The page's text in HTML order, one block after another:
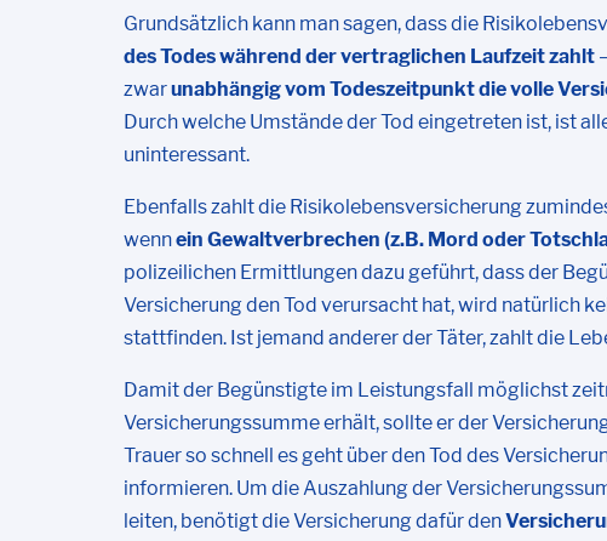
Grundsätzlich kann man sagen, dass die
des Todes während der vertraglichen Laufzeit zahlt
zwarunabhängig vom Todeszeitpunkt die volle
Durch welche Umstände der Tod eingetreten ist, ist
uninteressant.
Ebenfalls zahlt die Risikolebensversicherung
wennein Gewaltverbrechen (z.B. Mord oder
polizeilichen Ermittlungen dazu geführt, dass der
Versicherung den Tod verursacht hat, wird natürlich
stattfinden. Ist jemand anderer der Täter, zahlt die
Damit der Begünstigte im Leistungsfall möglichst
Versicherungssumme erhält, sollte er der
Trauer so schnell es geht über den Tod des
informieren. Um die Auszahlung der
leiten, benötigt die Versicherung dafür den